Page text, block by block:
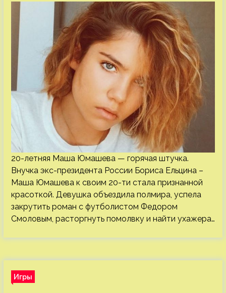
20-летняя Маша Юмашева — горячая штучка.
Внучка экс-президента России Бориса Ельцина –
Маша Юмашева к своим 20-ти стала признанной
красоткой. Девушка объездила полмира, успела
закрутить роман с футболистом Федором
Смоловым, расторгнуть помолвку и найти ухажера…
Игры